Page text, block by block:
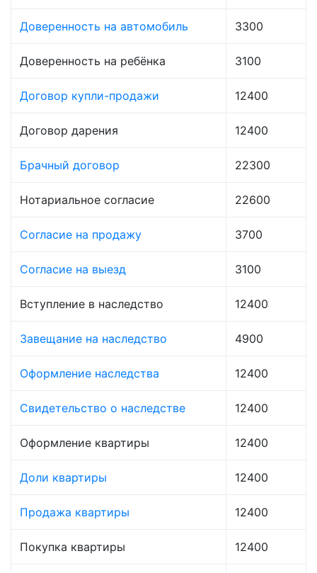
Доверенность на автомобиль 3300
Доверенность на ребёнка 3100
Договор купли-продажи 12400
Договор дарения 12400
Брачный договор 22300
Нотариальное согласие 22600
Согласие на продажу 3700
Согласие на выезд 3100
Вступление в наследство 12400
Завещание на наследство 4900
Оформление наследства 12400
Свидетельство о наследстве 12400
Оформление квартиры 12400
Доли квартиры 12400
Продажа квартиры 12400
Покупка квартиры 12400